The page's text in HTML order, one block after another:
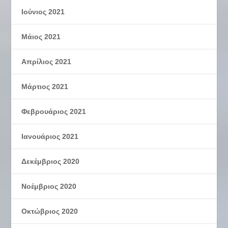
Ιούνιος 2021
Μάιος 2021
Απρίλιος 2021
Μάρτιος 2021
Φεβρουάριος 2021
Ιανουάριος 2021
Δεκέμβριος 2020
Νοέμβριος 2020
Οκτώβριος 2020